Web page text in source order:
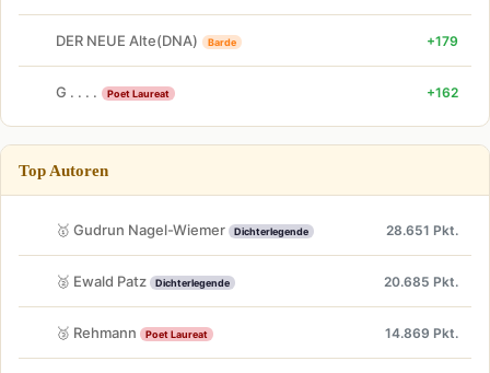
DER NEUE Alte(DNA) Barde +179
G . . . . Poet Laureat +162
Top Autoren
🥇 Gudrun Nagel-Wiemer Dichterlegende 28.651 Pkt.
🥈 Ewald Patz Dichterlegende 20.685 Pkt.
🥉 Rehmann Poet Laureat 14.869 Pkt.